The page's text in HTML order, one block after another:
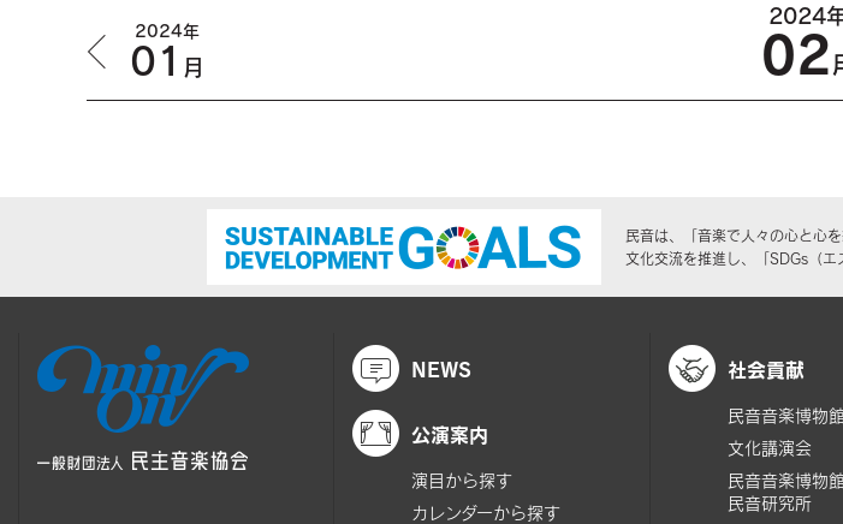
2024年
01 月
2024
02
民音は、「音楽で人々の心と心
文化交流を推進し、「SDGs（エ
NEWS
公演案内
演目から探す
カレンダーから探す
社会貢献
民音音楽博物
文化講演会
民音音楽博物
民音研究所